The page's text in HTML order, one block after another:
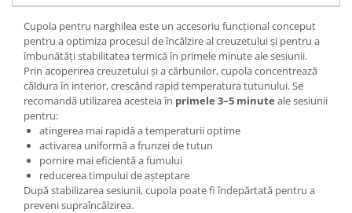
Cupola pentru narghilea este un accesoriu funcțional conceput
pentru a optimiza procesul de încălzire al creuzetului și pentru a
îmbunătăți stabilitatea termică în primele minute ale sesiunii.
Prin acoperirea creuzetului și a cărbunilor, cupola concentrează
căldura în interior, crescând rapid temperatura tutunului. Se
recomandă utilizarea acesteia în primele 3–5 minute ale sesiunii
pentru:
atingerea mai rapidă a temperaturii optime
activarea uniformă a frunzei de tutun
pornire mai eficientă a fumului
reducerea timpului de așteptare
După stabilizarea sesiunii, cupola poate fi îndepărtată pentru a
preveni supraîncălzirea.